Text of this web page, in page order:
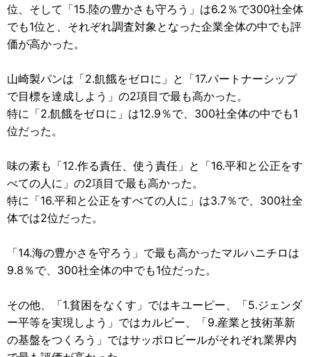
位、そして「15.陸の豊かさも守ろう」は6.2％で300社全体
でも1位と、それぞれ調査対象となった企業全体の中でも評
価が高かった。
山崎製パンは「2.飢餓をゼロに」と「17.パートナーシップ
で目標を達成しよう」の2項目で最も高かった。
特に「2.飢餓をゼロに」は12.9％で、300社全体の中でも1
位だった。
味の素も「12.作る責任、使う責任」と「16.平和と公正をす
べての人に」の2項目で最も高かった。
特に「16.平和と公正をすべての人に」は3.7％で、300社全
体では2位だった。
「14.海の豊かさを守ろう」で最も高かったマルハニチロは
9.8％で、300社全体の中でも1位だった。
その他、「1.貧困をなくす」ではキユーピー、「5.ジェンダ
ー平等を実現しよう」ではカルビー、「9.産業と技術革新
の基盤をつくろう」ではサッポロビールがそれぞれ業界内